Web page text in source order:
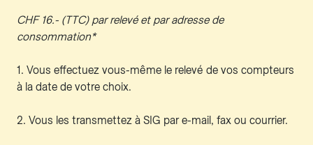
CHF 16.- (TTC) par relevé et par adresse de
consommation*
1. Vous effectuez vous-même le relevé de vos compteurs
à la date de votre choix.
2. Vous les transmettez à SIG par e-mail, fax ou courrier.